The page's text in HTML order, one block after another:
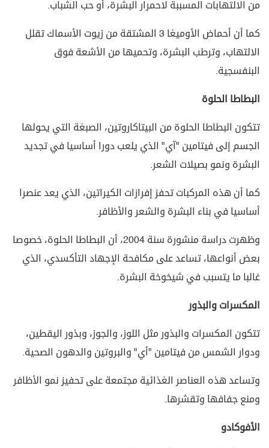
من الالتهابات المسببة لاحمرار البشرة، أو حب الشباب.
كما أن أحماض الأوميغا 3 المشتقة من زيوت الأسماك تقلل
الالتهاب، وترطب البشرة، وتحميها من الأشعة فوق
البنفسجية.
البطاطا الحلوة
تتكون البطاطا الحلوة من البيتاكاروتين، الصبغة التي يحولها
الجسم إلى فيتامين "آي" الذي يلعب دورا أساسيا في تجديد
البشرة ونمو بصيلات الشعر.
كما أن هذه المركبات تحفز إفرازات الكيراتين، الذي يعد عنصرا
أساسيا في بناء البشرة والشعر والأظافر.
وظهرت دراسة منشورة سنة 2004، أن البطاطا الحلوة، خصوصا
بعض أنواعها، تساعد على مكافحة الإجهاد التأكسدي، الذي
غالبا ما يتسبب في شيخوخة البشرة.
المكسرات والبذور
تتكون المكسرات والبذور مثل اللوز، والجوز، وبذور اليقطين،
ودوار الشمس من فيتامين "أي" والبروتين والدهون الصحية.
وتساعد هذه العناصر الغذائية مجتمعة على تحفيز نمو الأظافر
ومنع جفافها وتقشرها.
الأفوكادو